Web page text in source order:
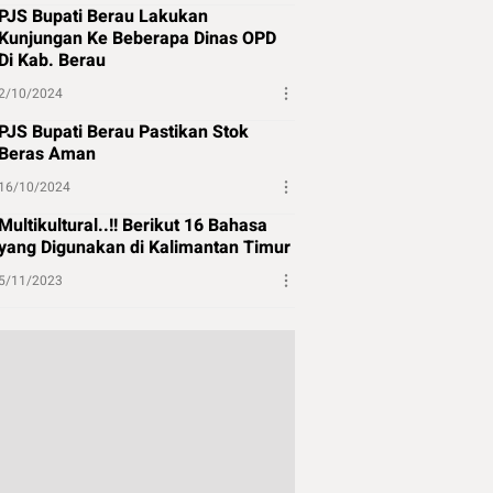
PJS Bupati Berau Lakukan
Kunjungan Ke Beberapa Dinas OPD
Di Kab. Berau
10/2024
PJS Bupati Berau Pastikan Stok
Beras Aman
16/10/2024
Multikultural..!! Berikut 16 Bahasa
Digunakan di Kalimantan Timur
5/11/2023